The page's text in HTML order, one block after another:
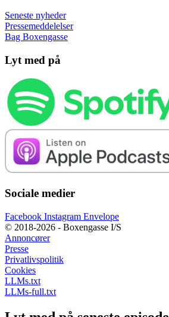
Seneste nyheder
Pressemeddelelser
Bag Boxengasse
Lyt med på
Sociale medier
Facebook Instagram Envelope
© 2018-2026 - Boxengasse I/S
Annoncører
Presse
Privatlivspolitik
Cookies
LLMs.txt
LLMs-full.txt